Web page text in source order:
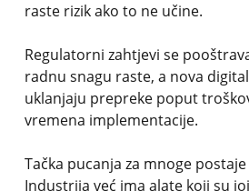
raste rizik ako to ne učine.
Regulatorni zahtjevi se
radnu snagu raste, a nova
uklanjaju prepreke poput
vremena implementacije.
Tačka pucanja za mnoge
Industrija već ima alate koji su